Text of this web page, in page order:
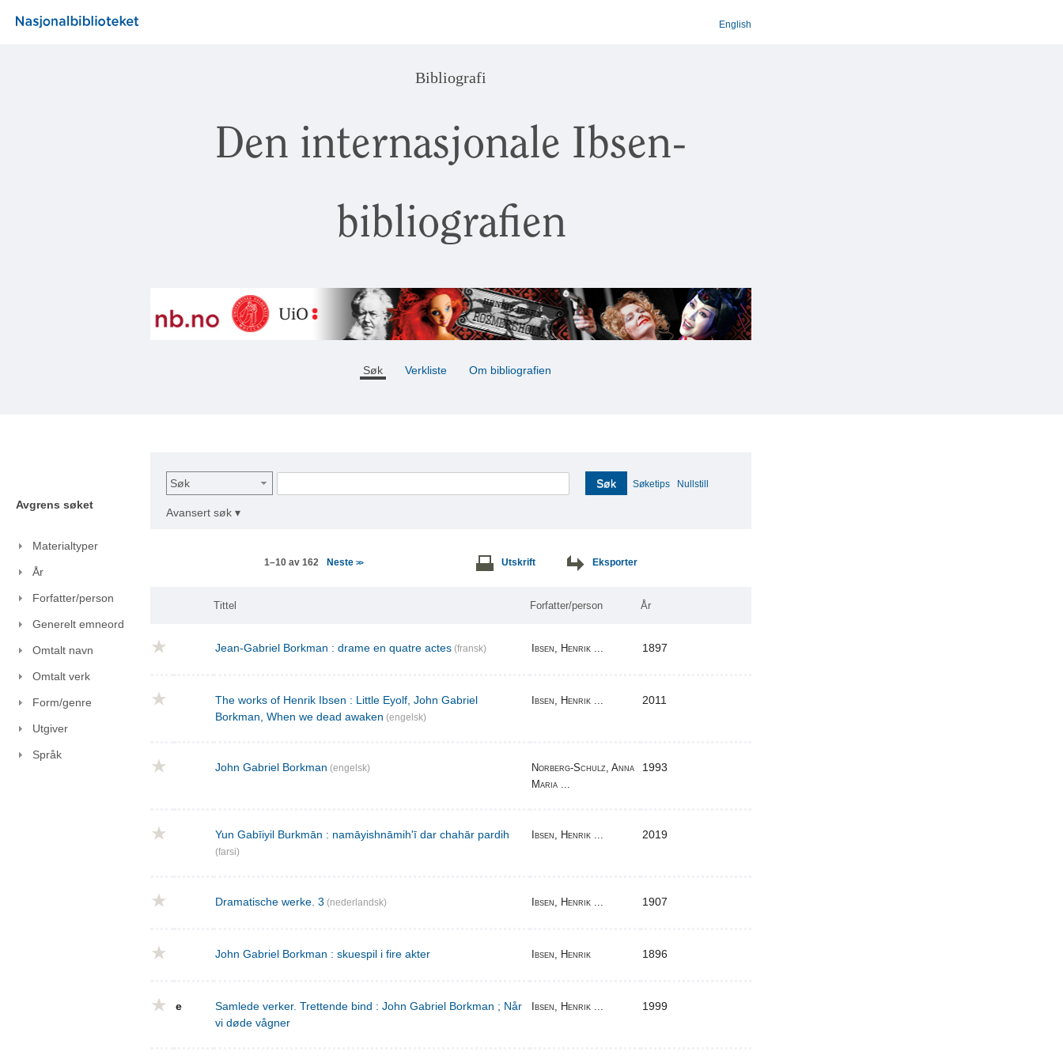
English
Bibliografi
Den internasjonale Ibsen-
bibliografien
Søk Verkliste Om bibliografien
Avgrens søket
Materialtyper
År
Forfatter/person
Generelt emneord
Omtalt navn
Omtalt verk
Form/genre
Utgiver
Språk
Søk Søk Søketips Nullstill
Avansert søk ▾
1–10 av 162 Neste >> Utskrift Eksporter
Tittel Forfatter/person År
Jean-Gabriel Borkman : drame en quatre actes (fransk) Ibsen, Henrik ... 1897
The works of Henrik Ibsen : Little Eyolf, John Gabriel
Borkman, When we dead awaken (engelsk)
Ibsen, Henrik ... 2011
John Gabriel Borkman (engelsk)
Norberg-Schulz, Anna
Maria ...
1993
Yun Gabīiyil Burkmān : namāyishnāmihʹī dar chahār pardih
(farsi)
Ibsen, Henrik ... 2019
Dramatische werke. 3 (nederlandsk) Ibsen, Henrik ... 1907
John Gabriel Borkman : skuespil i fire akter Ibsen, Henrik 1896
e
Samlede verker. Trettende bind : John Gabriel Borkman ; Når
vi døde vågner
Ibsen, Henrik ... 1999